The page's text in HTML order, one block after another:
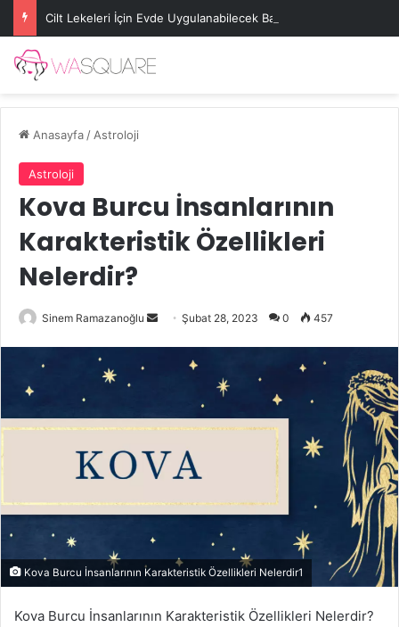
Cilt Lekeleri İçin Evde Uygulanabilecek Basit Maskeler
Anasayfa/Astroloji
Astroloji
Kova Burcu İnsanlarının
Karakteristik Özellikleri
Nelerdir?
Sinem Ramazanoğlu
Bir
Şubat 28, 2023 0 457
Kova Burcu İnsanlarının Karakteristik Özellikleri Nelerdir1
Kova Burcu İnsanlarının Karakteristik Özellikleri Nelerdir?